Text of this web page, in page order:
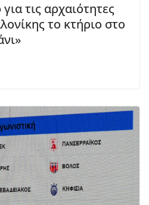
τις αρχαιότητες
το κτήριο στο